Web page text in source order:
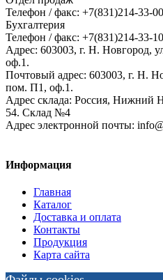
Телефон / факс: +7(831)214-33-00
Бухгалтерия
Телефон / факс: +7(831)214-33-10
Адрес: 603003, г. Н. Новгород,
оф.1.
Почтовый адрес: 603003, г. Н.
пом. П1, оф.1.
Адрес склада: Россия, Нижний
54. Склад №4
Адрес электронной почты:
Информация
Главная
Каталог
Доставка и оплата
Контакты
Продукция
Карта сайта